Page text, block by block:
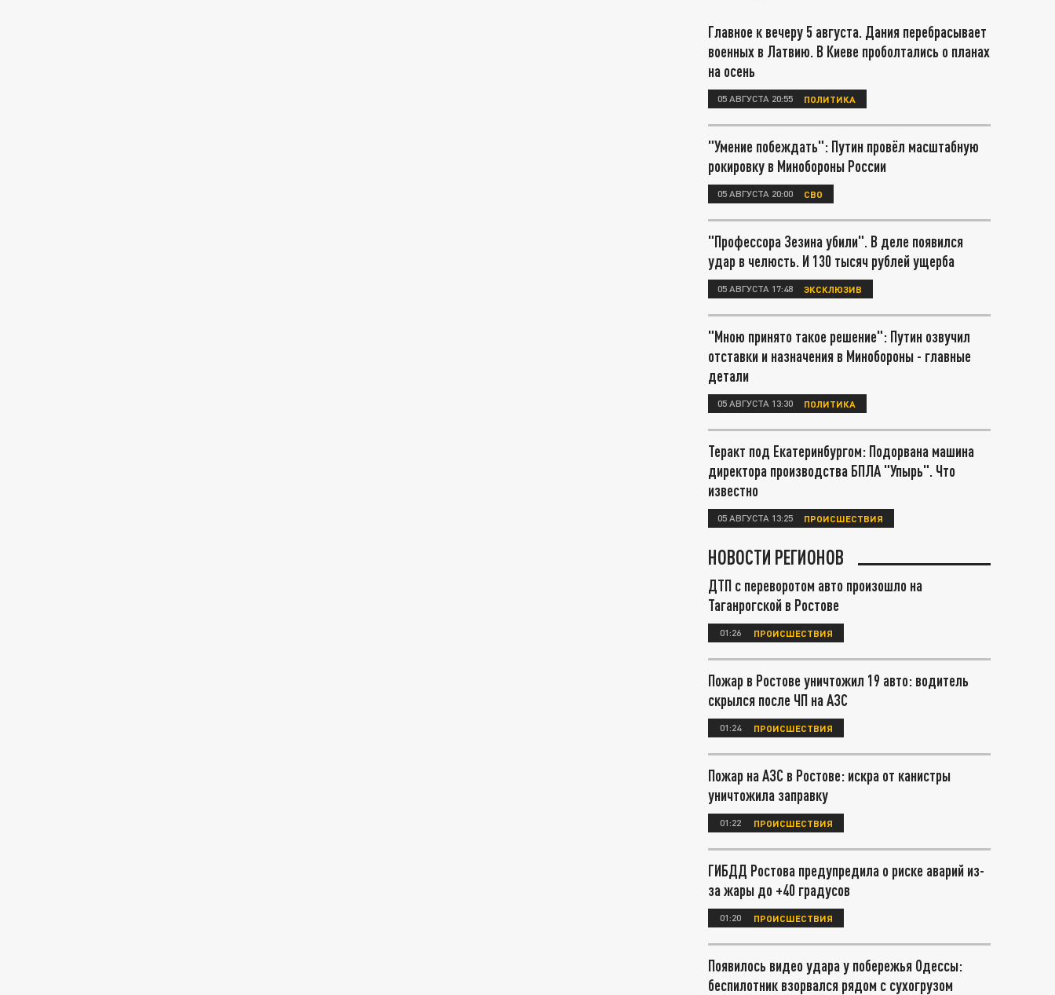
Главное к вечеру 5 августа. Дания перебрасывает
военных в Латвию. В Киеве проболтались о планах
на осень
05 АВГУСТА 20:55 ПОЛИТИКА
"Умение побеждать": Путин провёл масштабную
рокировку в Минобороны России
05 АВГУСТА 20:00 СВО
"Профессора Зезина убили". В деле появился
удар в челюсть. И 130 тысяч рублей ущерба
05 АВГУСТА 17:48 ЭКСКЛЮЗИВ
"Мною принято такое решение": Путин озвучил
отставки и назначения в Минобороны - главные
детали
05 АВГУСТА 13:30 ПОЛИТИКА
Теракт под Екатеринбургом: Подорвана машина
директора производства БПЛА "Упырь". Что
известно
05 АВГУСТА 13:25 ПРОИСШЕСТВИЯ
НОВОСТИ РЕГИОНОВ
ДТП с переворотом авто произошло на
Таганрогской в Ростове
01:26 ПРОИСШЕСТВИЯ
Пожар в Ростове уничтожил 19 авто: водитель
скрылся после ЧП на АЗС
01:24 ПРОИСШЕСТВИЯ
Пожар на АЗС в Ростове: искра от канистры
уничтожила заправку
01:22 ПРОИСШЕСТВИЯ
ГИБДД Ростова предупредила о риске аварий из-
за жары до +40 градусов
01:20 ПРОИСШЕСТВИЯ
Появилось видео удара у побережья Одессы:
беспилотник взорвался рядом с сухогрузом